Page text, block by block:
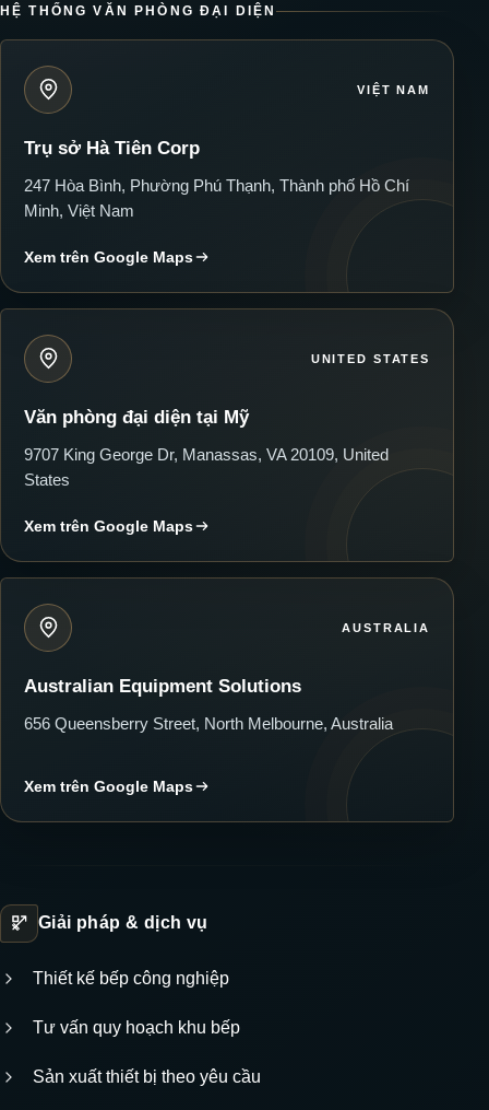
HỆ THỐNG VĂN PHÒNG ĐẠI DIỆN
VIỆT NAM
Trụ sở Hà Tiên Corp
247 Hòa Bình, Phường Phú Thạnh, Thành phố Hồ Chí
Minh, Việt Nam
Xem trên Google Maps
UNITED STATES
Văn phòng đại diện tại Mỹ
9707 King George Dr, Manassas, VA 20109, United
States
Xem trên Google Maps
AUSTRALIA
Australian Equipment Solutions
656 Queensberry Street, North Melbourne, Australia
Xem trên Google Maps
Giải pháp & dịch vụ
Thiết kế bếp công nghiệp
Tư vấn quy hoạch khu bếp
Sản xuất thiết bị theo yêu cầu